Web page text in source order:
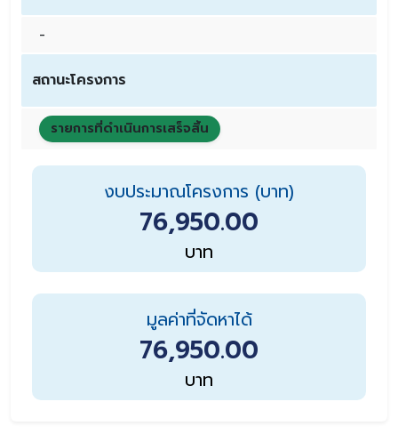
-
สถานะโครงการ
รายการที่ดำเนินการเสร็จสิ้น
งบประมาณโครงการ (บาท)
76,950.00
บาท
มูลค่าที่จัดหาได้
76,950.00
บาท